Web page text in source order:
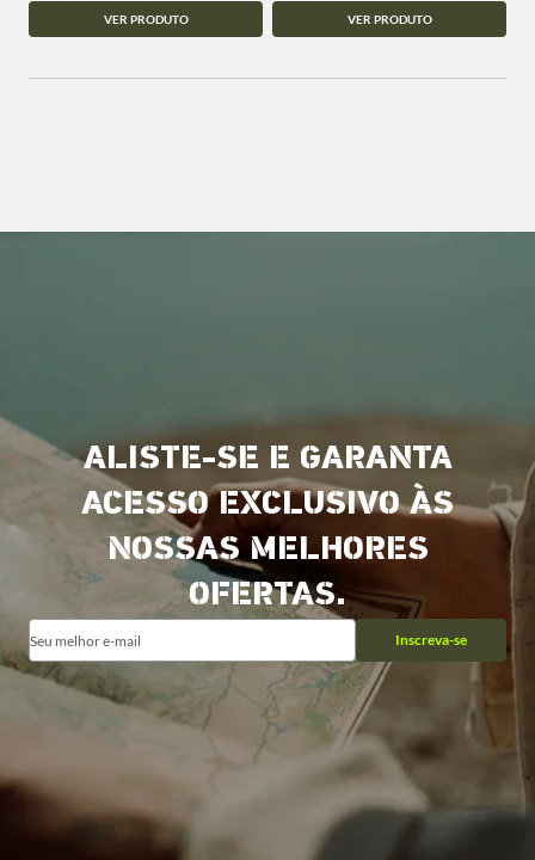
VER PRODUTO VER PRODUTO
ALISTE-SE E GARANTA
ACESSO EXCLUSIVO ÀS
NOSSAS MELHORES
OFERTAS.
Inscreva-se